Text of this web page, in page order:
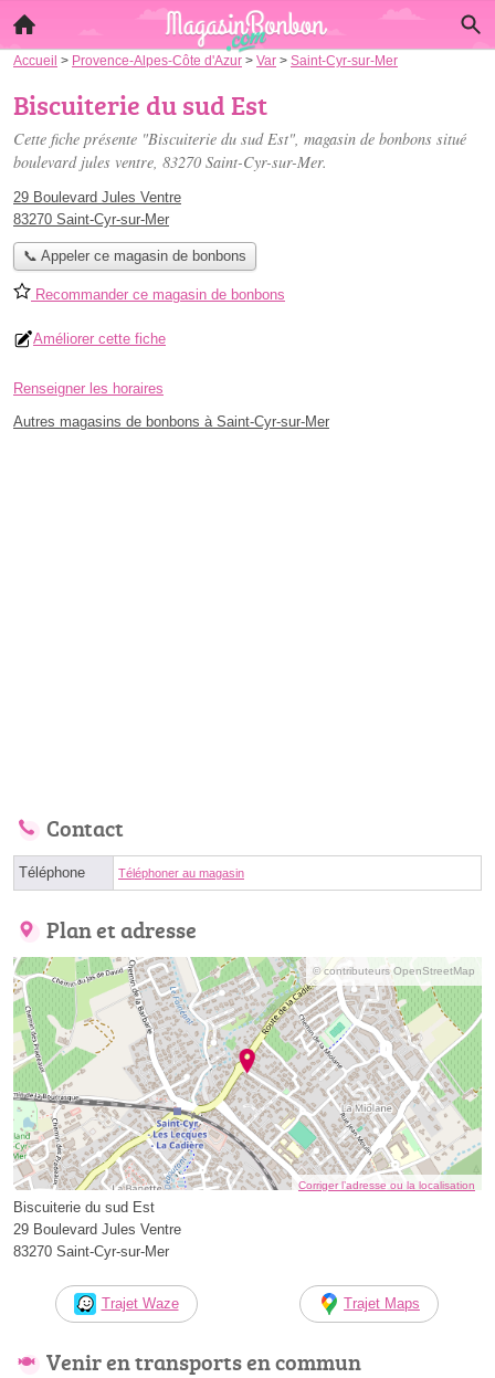
Accueil > Provence-Alpes-Côte d'Azur > Var > Saint-Cyr-sur-Mer
Biscuiterie du sud Est
Cette fiche présente "Biscuiterie du sud Est", magasin de bonbons situé
boulevard jules ventre, 83270 Saint-Cyr-sur-Mer.
29 Boulevard Jules Ventre
83270 Saint-Cyr-sur-Mer
📞 Appeler ce magasin de bonbons
Recommander ce magasin de bonbons
Améliorer cette fiche
Renseigner les horaires
Autres magasins de bonbons à Saint-Cyr-sur-Mer
Contact
Téléphone Téléphoner au magasin
Plan et adresse
© contributeurs OpenStreetMap
Corriger l’adresse ou la localisation
Biscuiterie du sud Est
29 Boulevard Jules Ventre
83270 Saint-Cyr-sur-Mer
Trajet Waze Trajet Maps
Venir en transports en commun